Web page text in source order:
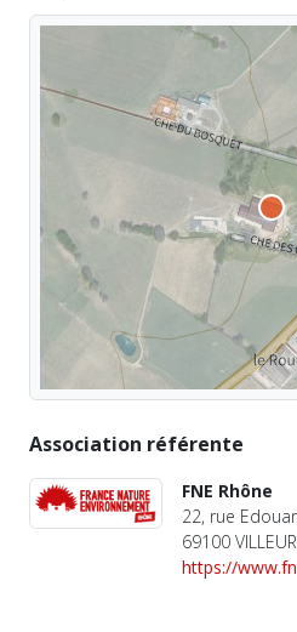
Association référente
FNE Rhône
22, rue
69100
https://